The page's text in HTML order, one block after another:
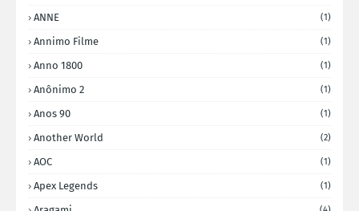
ANNE (1)
Annimo Filme (1)
Anno 1800 (1)
Anônimo 2 (1)
Anos 90 (1)
Another World (2)
AOC (1)
Apex Legends (1)